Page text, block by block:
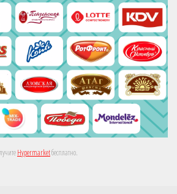
Hypermarketбесплатно.